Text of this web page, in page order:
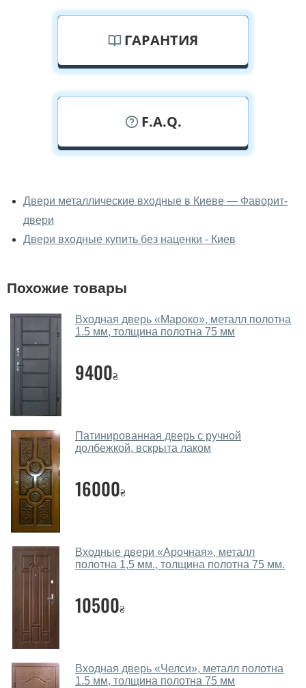
ГАРАНТИЯ
F.A.Q.
входные вживую?
Да, можно посмотреть двери входные в нашем
фирменном салоне-магазине.
Да, у нас большой выбор межкомнатных и входных
Помогаете ли вы выбрать двери
Да. Мы консультируем покупателей
Какие двери входные посоветуете?
Наши рекомендации зависят от необходимых
параметров, Вашего бюджета и других факторов.
Подбор входных дверей ведется индивидуально для
каждого посетителя.
Да, делаем. Наши специалисты могут произвести
замер и консультацию на выезде. Каждый сотрудник
имеет с собой каталоги цветов и узоров. После
замера и консультации Вы можете оформить заявку
не посещая наш офис.
Вызов замерщика-консультанта стоит 450 грн.
Двери металлические входные в Киеве — Фаворит-
двери
Двери входные купить без наценки - Киев
Похожие товары
Входная дверь «Мароко», металл полотна
1.5 мм, толщина полотна 75 мм
9400₴
Патинированная дверь с ручной
долбежкой, вскрыта лаком
16000₴
Входные двери «Арочная», металл
полотна 1,5 мм., толщина полотна 75 мм.
10500₴
Входная дверь «Челси», металл полотна
1.5 мм, толщина полотна 75 мм